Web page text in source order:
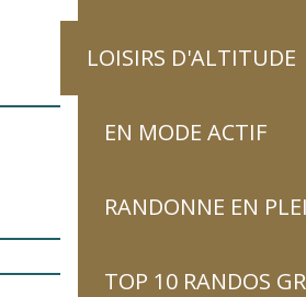
LOISIRS D'ALTITUDE
EN MODE ACTIF
RANDONNE EN
TOP 10 RANDOS